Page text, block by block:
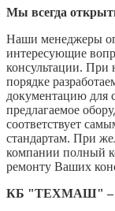
Мы всегда
Наши менеджеры
интересующие
консультации. При
порядке
документацию для
предлагаемое
соответствует
стандартам. При
компании полный
ремонту Ваших
КБ "ТЕХМАШ"